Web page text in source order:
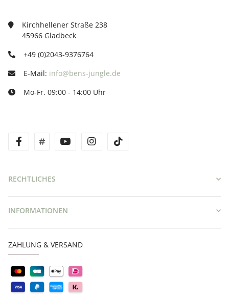
Kirchhellener Straße 238
45966 Gladbeck
+49 (0)2043-9376764
E-Mail: info@bens-jungle.de
Mo-Fr. 09:00 - 14:00 Uhr
facebooktwitter youtube instagram
RECHTLICHES
INFORMATIONEN
ZAHLUNG & VERSAND